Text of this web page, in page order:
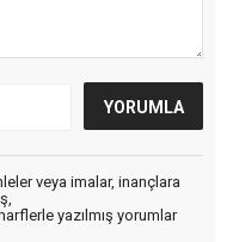
veya imalar, inançlara
yazılmış yorumlar